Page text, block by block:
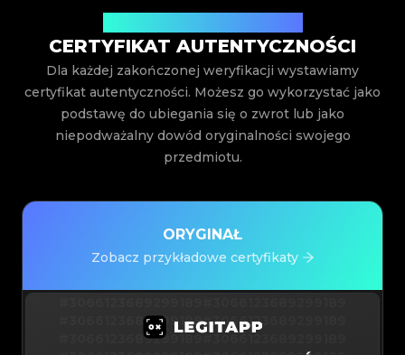
CERTYFIKAT AUTENTYCZNOŚCI
Dla każdej zakończonej weryfikacji wystawiamy
certyfikat autentyczności. Możesz go wykorzystać jako
podstawę do ubiegania się o zwrot lub jako
niepodważalny dowód oryginalności swojego
przedmiotu.
ORYGINAŁ
Zobacz przykładowe certyfikaty
#3066123689299189#3066123689299189
#3066123689299189#3066123689299189